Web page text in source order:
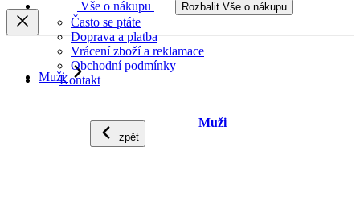
Vše o nákupu
Rozbalit Vše o nákupu
Často se ptáte
Doprava a platba
Vrácení zboží a reklamace
Obchodní podmínky
Kontakt
Muži
zpět
Muži